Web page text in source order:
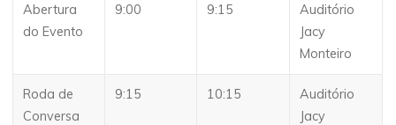
Abertura
do Evento
9:00 9:15
Auditório
Jacy
Monteiro
Roda de
Conversa
9:15 10:15
Auditório
Jacy